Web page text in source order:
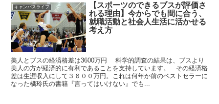
キャンパスライフ
【スポーツのできるブスが評価さ
れる理由】今からでも間に合う、
就職活動と社会人生活に活かせる
考え方
美人とブスの経済格差は3600万円 科学的調査の結果は、ブスより
美人の方が経済的に有利であることを支持しています。 その経済格
差は生涯収入にして３６００万円。これは何年か前のベストセラーに
なった橘玲氏の書籍『言ってはいけない』でも...